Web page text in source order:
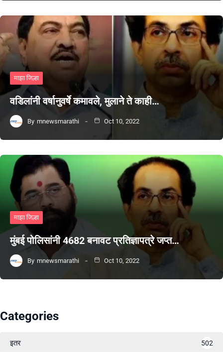
माझा जिल्हा
वडिलांनी वर्षानुवर्षे कमावले, मुलाने ते काही…
By mnewsmarathi Oct 10, 2022
माझा जिल्हा
मुंबई पोलिसांनी 4682 बनावट प्रतिज्ञापत्रे जप्त…
By mnewsmarathi Oct 10, 2022
Categories
इतर 502